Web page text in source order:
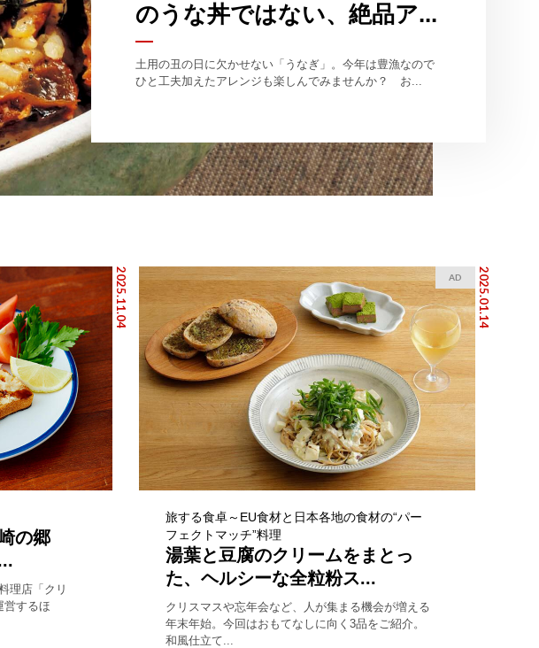
のうな丼ではない、絶品ア...
土用の丑の日に欠かせない「うなぎ」。今年は豊漁なので
ひと工夫加えたアレンジも楽しんでみませんか？ お...
2025.11.04
の郷
理店「クリ
営するほ
2025.01.14
AD
旅する食卓～EU食材と日本各地の食材の“パー
フェクトマッチ”料理
湯葉と豆腐のクリームをまとっ
た、ヘルシーな全粒粉ス...
クリスマスや忘年会など、人が集まる機会が増える
年末年始。今回はおもてなしに向く3品をご紹介。
和風仕立て...